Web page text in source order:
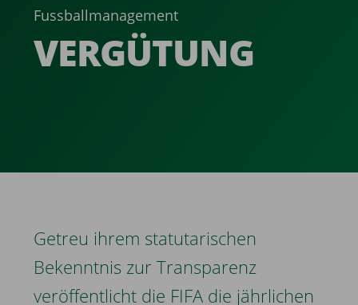
Fussballmanagement
VERGÜTUNG ­
Getreu ihrem statutarischen
Bekenntnis zur Transparenz
veröffentlicht die FIFA die jährlichen